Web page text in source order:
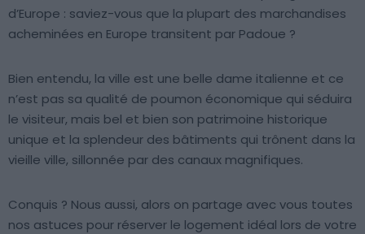
d’Europe : saviez-vous que la plupart des marchandises
acheminées en Europe transitent par Padoue ?
Bien entendu, la ville est une belle dame italienne et ce
n’est pas sa qualité de poumon économique qui séduira
le visiteur, mais bel et bien son patrimoine historique
unique et la splendeur des bâtiments qui trônent dans la
vieille ville, sillonnée par des canaux magnifiques.
Conquis ? Nous aussi, alors on partage avec vous toutes
nos astuces pour réserver le logement idéal lors de votre